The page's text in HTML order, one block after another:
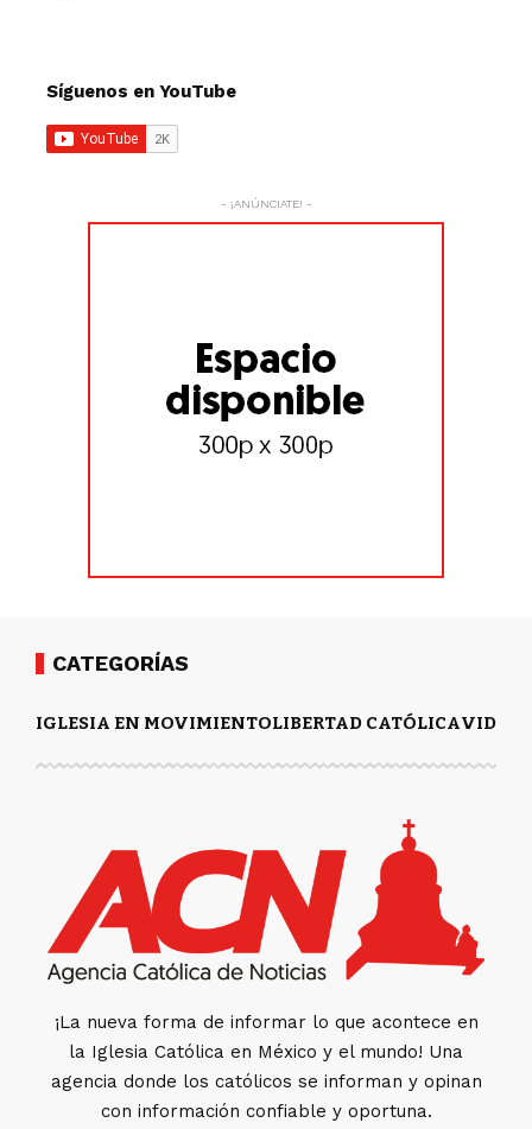
Síguenos en YouTube
- ¡ANÚNCIATE! -
CATEGORÍAS
IGLESIA EN MOVIMIENTOLIBERTAD CATÓLICAVIDA
¡La nueva forma de informar lo que acontece en
la Iglesia Católica en México y el mundo! Una
agencia donde los católicos se informan y opinan
con información confiable y oportuna.